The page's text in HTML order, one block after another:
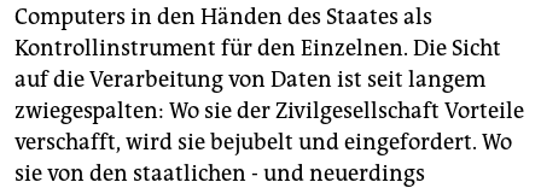
Computers in den Händen des Staates als
Kontrollinstrument für den Einzelnen. Die Sicht
auf die Verarbeitung von Daten ist seit langem
zwiegespalten: Wo sie der Zivilgesellschaft Vorteile
verschafft, wird sie bejubelt und eingefordert. Wo
sie von den staatlichen - und neuerdings